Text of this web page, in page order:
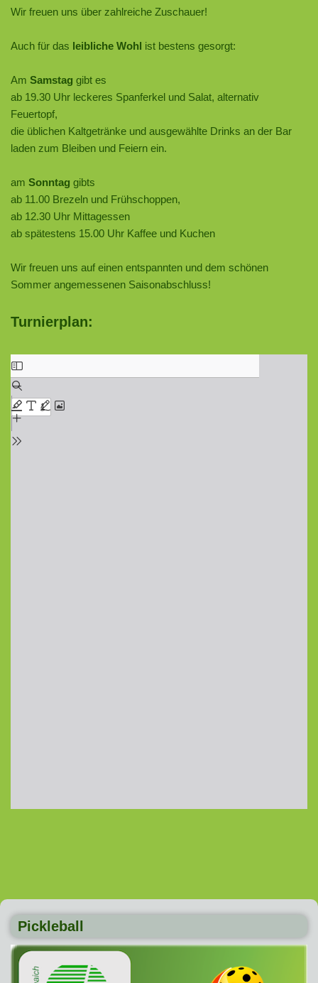
Wir freuen uns über zahlreiche Zuschauer!
Auch für das leibliche Wohl ist bestens gesorgt:
Am Samstag gibt es
ab 19.30 Uhr leckeres Spanferkel und Salat, alternativ
Feuertopf,
die üblichen Kaltgetränke und ausgewählte Drinks an der Bar
laden zum Bleiben und Feiern ein.
am Sonntag gibts
ab 11.00 Brezeln und Frühschoppen,
ab 12.30 Uhr Mittagessen
ab spätestens 15.00 Uhr Kaffee und Kuchen
Wir freuen uns auf einen entspannten und dem schönen
Sommer angemessenen Saisonabschluss!
Turnierplan:
Pickleball